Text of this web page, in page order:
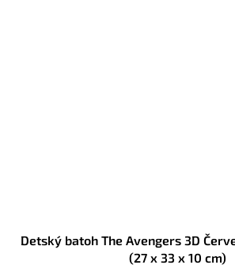
Detský batoh The Avengers 3D
(27 x 33 x 10 cm)